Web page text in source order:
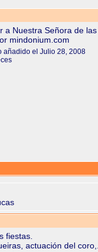
a Nuestra Señora de
mindonium.com
añadido el Julio 28, 2008
fiestas.
actuación del